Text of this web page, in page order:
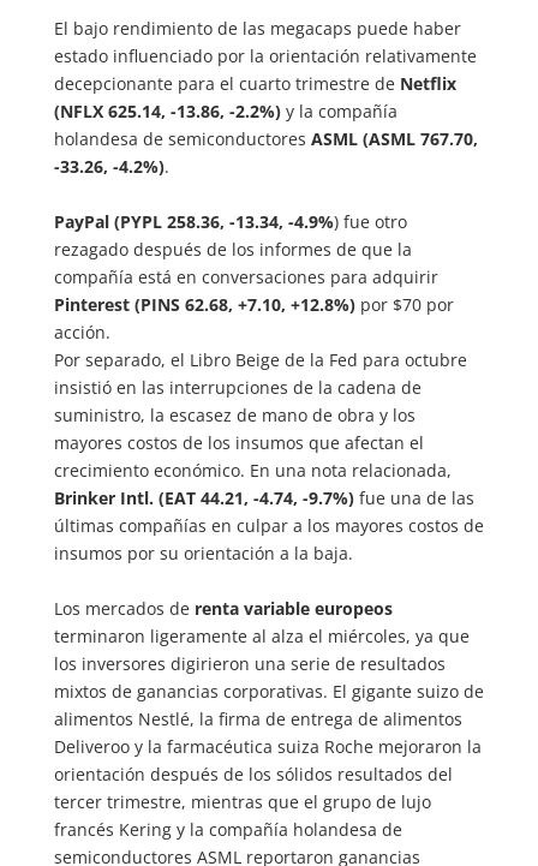
El bajo rendimiento de las megacaps puede haber
estado influenciado por la orientación relativamente
decepcionante para el cuarto trimestre de Netflix
(NFLX 625.14, -13.86, -2.2%)y la compañía
holandesa de semiconductores ASML (ASML 767.70,
-33.26, -4.2%).
PayPal (PYPL 258.36, -13.34, -4.9%) fue otro
rezagado después de los informes de que la
compañía está en conversaciones para adquirir
Pinterest (PINS 62.68, +7.10, +12.8%)por $70 por
acción.
Por separado, el Libro Beige de la Fed para octubre
insistió en las interrupciones de la cadena de
suministro, la escasez de mano de obra y los
mayores costos de los insumos que afectan el
crecimiento económico. En una nota relacionada,
Brinker Intl. (EAT 44.21, -4.74, -9.7%)fue una de las
últimas compañías en culpar a los mayores costos de
insumos por su orientación a la baja.
Los mercados de renta variable europeos
terminaron ligeramente al alza el miércoles, ya que
los inversores digirieron una serie de resultados
mixtos de ganancias corporativas. El gigante suizo de
alimentos Nestlé, la firma de entrega de alimentos
Deliveroo y la farmacéutica suiza Roche mejoraron la
orientación después de los sólidos resultados del
tercer trimestre, mientras que el grupo de lujo
francés Kering y la compañía holandesa de
semiconductores ASML reportaron ganancias